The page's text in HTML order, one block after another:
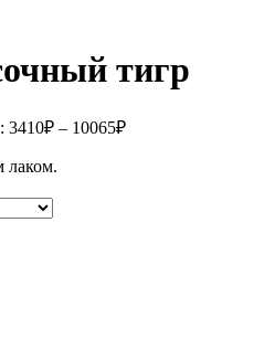
тигр
3410₽ – 10065₽
лаком.